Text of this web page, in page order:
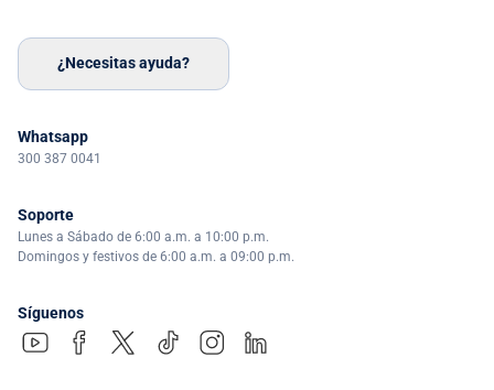
¿Necesitas ayuda?
Whatsapp
300 387 0041
Soporte
Lunes a Sábado de 6:00 a.m. a 10:00 p.m.
Domingos y festivos de 6:00 a.m. a 09:00 p.m.
Síguenos